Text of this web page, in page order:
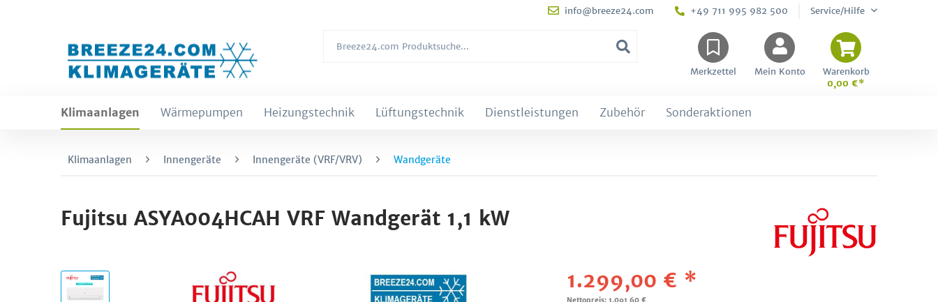
info@breeze24.com +49 711 995 982 500 Service/Hilfe
Merkzettel Mein Konto
Warenkorb
0,00 €*
Klimaanlagen Wärmepumpen Heizungstechnik Lüftungstechnik Dienstleistungen Zubehör Sonderaktionen
Klimaanlagen Innengeräte Innengeräte (VRF/VRV) Wandgeräte
Fujitsu ASYA004HCAH VRF Wandgerät 1,1 kW
1.299,00 € *